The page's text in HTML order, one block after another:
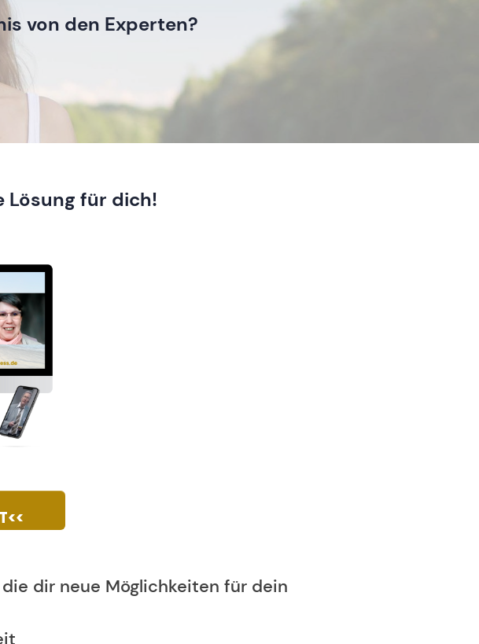
von den Experten?
Lösung für dich!
dir neue Möglichkeiten für dein